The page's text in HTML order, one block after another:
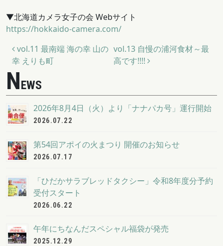
▼北海道カメラ女子の会 Webサイト
https://hokkaido-camera.com/
投稿ナビゲーション
vol.11 最南端 海の幸 山の
幸 えりも町
vol.13 自慢の浦河食材～最
高です!!!!
NEWS
2026年8月4日（火）より「ナナパカ号」運行開始
2026.07.22
第54回アポイの火まつり 開催のお知らせ
2026.07.17
「ひだかサラブレッドタクシー」令和8年度分予約
受付スタート
2026.06.22
午年にちなんだスペシャル福袋が発売
2025.12.29